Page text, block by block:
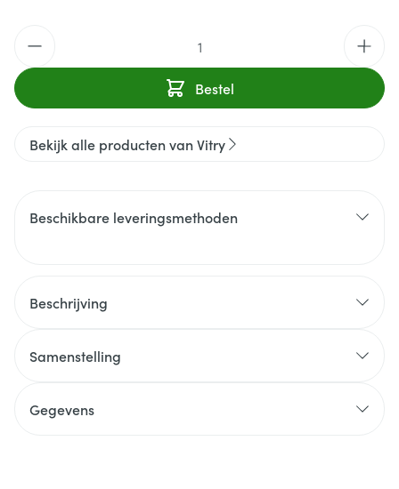
Bestel
Bekijk alle producten van Vitry
Beschikbare leveringsmethoden
Beschrijving
Samenstelling
Gegevens